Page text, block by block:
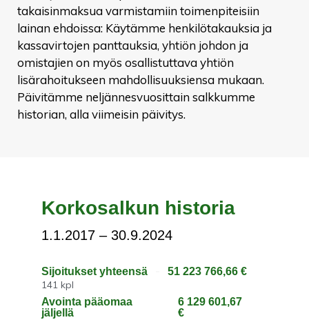
takaisinmaksua varmistamiin toimenpiteisiin
lainan ehdoissa: Käytämme henkilötakauksia ja
kassavirtojen panttauksia, yhtiön johdon ja
omistajien on myös osallistuttava yhtiön
lisärahoitukseen mahdollisuuksiensa mukaan.
Päivitämme neljännesvuosittain salkkumme
historian, alla viimeisin päivitys.
Korkosalkun historia
1.1.2017 – 30.9.2024
Sijoitukset yhteensä 51 223 766,66 €
141 kpl
Avointa pääomaa
jäljellä
6 129 601,67
€